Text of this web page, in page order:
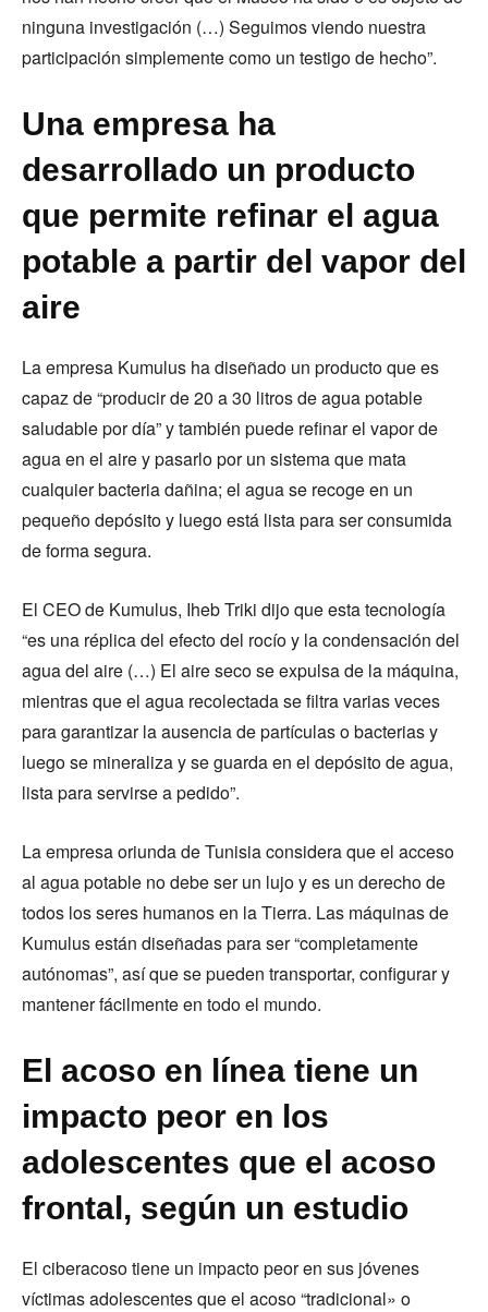
ninguna investigación (…) Seguimos viendo nuestra
participación simplemente como un testigo de hecho”.
Una empresa ha
desarrollado un producto
que permite refinar el agua
potable a partir del vapor del
aire
La empresa Kumulus ha diseñado un producto que es
capaz de “producir de 20 a 30 litros de agua potable
saludable por día” y también puede refinar el vapor de
agua en el aire y pasarlo por un sistema que mata
cualquier bacteria dañina; el agua se recoge en un
pequeño depósito y luego está lista para ser consumida
de forma segura.
El CEO de Kumulus, Iheb Triki dijo que esta tecnología
“es una réplica del efecto del rocío y la condensación del
agua del aire (…) El aire seco se expulsa de la máquina,
mientras que el agua recolectada se filtra varias veces
para garantizar la ausencia de partículas o bacterias y
luego se mineraliza y se guarda en el depósito de agua,
lista para servirse a pedido”.
La empresa oriunda de Tunisia considera que el acceso
al agua potable no debe ser un lujo y es un derecho de
todos los seres humanos en la Tierra. Las máquinas de
Kumulus están diseñadas para ser “completamente
autónomas”, así que se pueden transportar, configurar y
mantener fácilmente en todo el mundo.
El acoso en línea tiene un
impacto peor en los
adolescentes que el acoso
frontal, según un estudio
El ciberacoso tiene un impacto peor en sus jóvenes
víctimas adolescentes que el acoso “tradicional» o